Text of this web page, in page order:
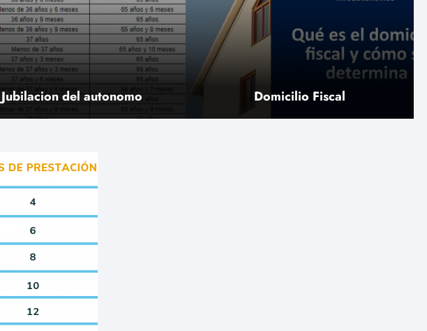
Jubilacion del autonomo Domicilio Fiscal